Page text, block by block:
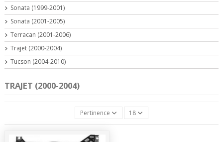
TRAJET (2000-2004)
Pertinence 18
Sonata (1999-2001)
Sonata (2001-2005)
Terracan (2001-2006)
Trajet (2000-2004)
Tucson (2004-2010)